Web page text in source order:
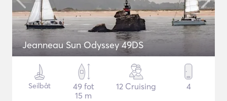
Jeanneau Sun Odyssey 49DS
Seilbåt
49 fot
15 m
12 Cruising 4